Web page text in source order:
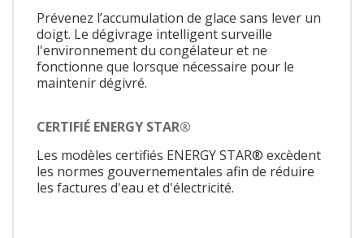
Prévenez l’accumulation de glace sans lever un
doigt. Le dégivrage intelligent surveille
l'environnement du congélateur et ne
fonctionne que lorsque nécessaire pour le
maintenir dégivré.
CERTIFIÉ ENERGY STAR®
Les modèles certifiés ENERGY STAR® excèdent
les normes gouvernementales afin de réduire
les factures d'eau et d'électricité.